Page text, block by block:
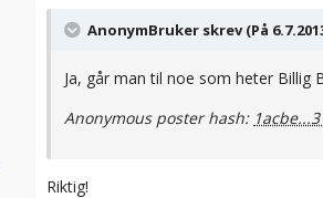
AnonymBruker skrev (På
Ja, går man til noe som heter Billig
Anonymous poster hash:
Riktig!